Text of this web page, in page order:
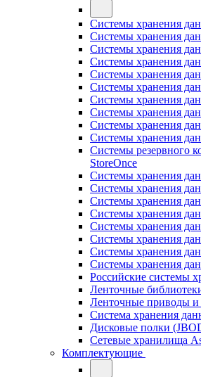
Системы хранения
Системы хранения
Системы хранения
Системы хранения
Cистемы хранения
Системы хранения
Системы хранения
Системы хранения
Системы хранения
Системы хранения
Системы резервного
StoreOnce
Системы хранения
Системы хранения
Системы хранения
Системы хранения
Системы хранения
Системы хранения
Системы хранения
Системы хранения
Российские системы
Ленточные
Ленточные приводы и
Система хранения
Дисковые полки
Сетевые хранилища
Комплектующие